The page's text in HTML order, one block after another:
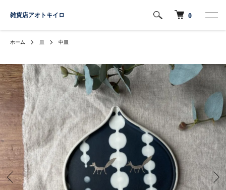
雑貨店アオトキイロ 0
ホーム 皿 中皿